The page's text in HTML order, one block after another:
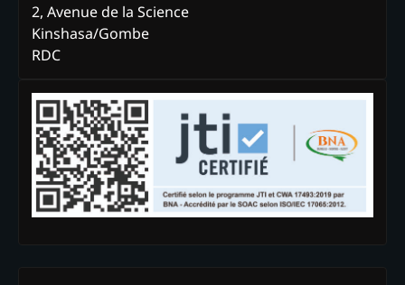
2, Avenue de la Science
Kinshasa/Gombe
RDC